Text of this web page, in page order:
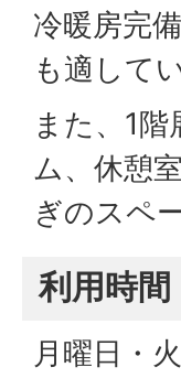
冷暖房完
も適して
また、1
ム、休憩
ぎのスペ
利用時間
月曜日・